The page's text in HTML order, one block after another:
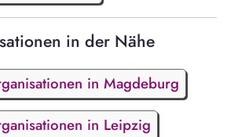
in der Nähe
in Magdeburg
in Leipzig